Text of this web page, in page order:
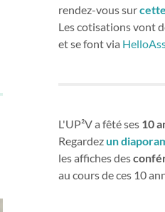
rendez-vous sur
Les cotisations vont
et se font via
L'UP²V a fêté ses 10
Regardezun
les affiches des
au cours de ces 10